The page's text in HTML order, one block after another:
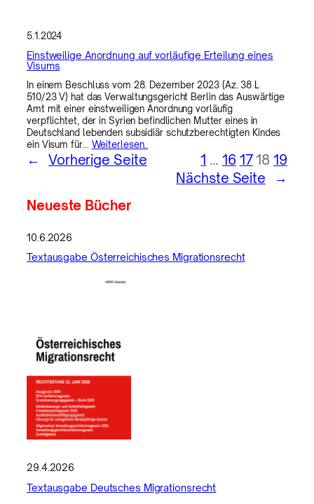
5.1.2024
Einstweilige Anordnung auf vorläufige Erteilung eines
Visums
In einem Beschluss vom 28. Dezember 2023 (Az. 38 L
510/23 V) hat das Verwaltungsgericht Berlin das Auswärtige
Amt mit einer einstweiligen Anordnung vorläufig
verpflichtet, der in Syrien befindlichen Mutter eines in
Deutschland lebenden subsidiär schutzberechtigten Kindes
ein Visum für… Weiterlesen..
← Vorherige Seite 1 … 16 17 18 19
Nächste Seite
→
Neueste Bücher
10.6.2026
Textausgabe Österreichisches Migrationsrecht
29.4.2026
Textausgabe Deutsches Migrationsrecht